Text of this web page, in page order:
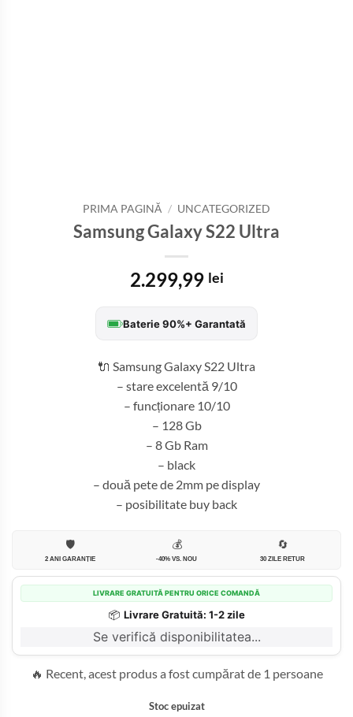
PRIMA PAGINĂ / UNCATEGORIZED
Samsung Galaxy S22 Ultra
2.299,99 lei
Baterie 90%+ Garantată
🔌 Samsung Galaxy S22 Ultra
– stare excelentă 9/10
– funcționare 10/10
– 128 Gb
– 8 Gb Ram
– black
– două pete de 2mm pe display
– posibilitate buy back
🛡️
2 ANI GARANȚIE
💰
-40% VS. NOU
🔄
30 ZILE RETUR
LIVRARE GRATUITĂ PENTRU ORICE COMANDĂ
📦 Livrare Gratuită: 1-2 zile
Se verifică disponibilitatea...
🔥 Recent, acest produs a fost cumpărat de 1 persoane
Stoc epuizat